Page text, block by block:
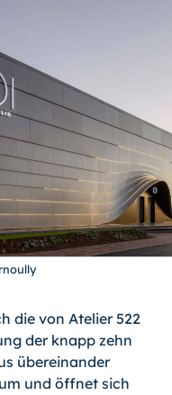
die von Atelier 522
der knapp zehn
übereinander
und öffnet sich